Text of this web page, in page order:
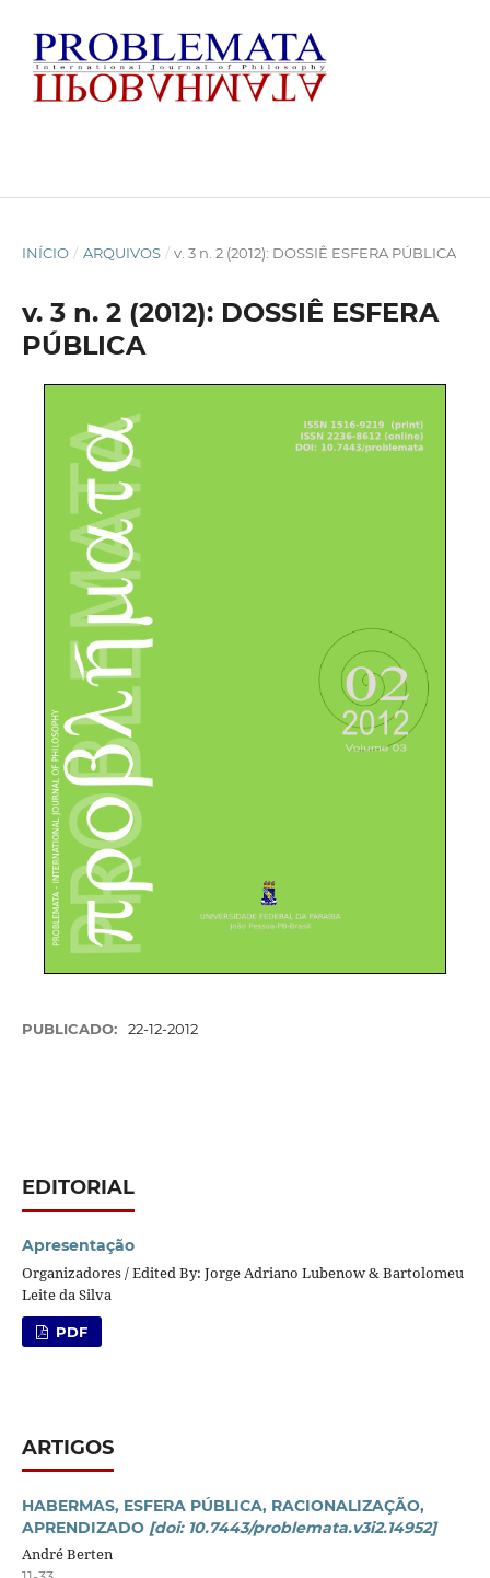
INÍCIO / ARQUIVOS / v. 3 n. 2 (2012): DOSSIÊ ESFERA PÚBLICA
v. 3 n. 2 (2012): DOSSIÊ ESFERA
PÚBLICA
PUBLICADO: 22-12-2012
EDITORIAL
Apresentação
Organizadores / Edited By: Jorge Adriano Lubenow & Bartolomeu
Leite da Silva
PDF
ARTIGOS
HABERMAS, ESFERA PÚBLICA, RACIONALIZAÇÃO,
APRENDIZADO [doi: 10.7443/problemata.v3i2.14952]
André Berten